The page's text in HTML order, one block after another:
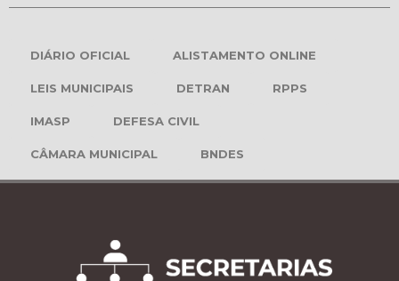
DIÁRIO OFICIAL ALISTAMENTO ONLINE
LEIS MUNICIPAIS DETRAN RPPS
IMASP DEFESA CIVIL
CÂMARA MUNICIPAL BNDES